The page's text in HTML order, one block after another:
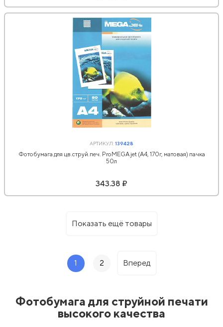
АРТИКУЛ:139428
Фотобумага для цв.струй.печ. ProMEGA jet (А4, 170г, матовая) пачка
50л
343.38 ₽
Показать ещё товары
1 2 Вперед
Фотобумага для струйной печати
высокого качества